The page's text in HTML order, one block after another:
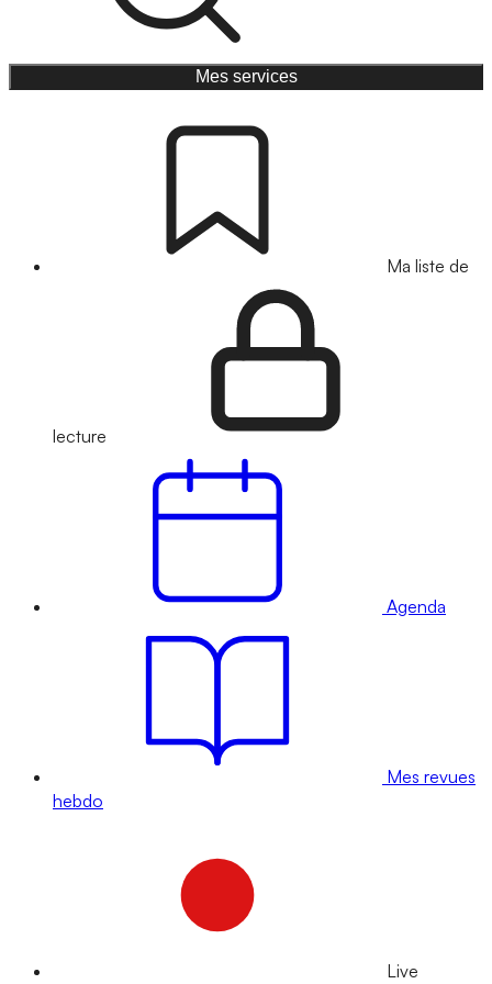
Mes services
Ma liste de
lecture
Agenda
Mes revues
hebdo
Live